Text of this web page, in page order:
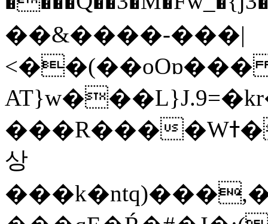
��&����-���|
���R����Wߙ���o�O���ӯ��������?
상